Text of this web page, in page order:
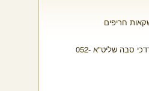
חריפים
הרב מרדכי סבה שליט"א 052-